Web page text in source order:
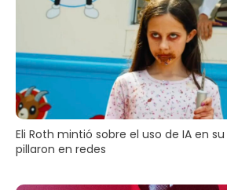
Eli Roth mintió sobre el uso de IA en
pillaron en redes